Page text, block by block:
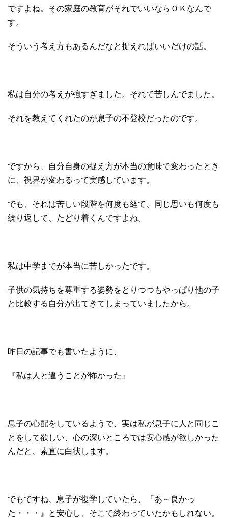
ですよね。その家庭の教育がそれでいいならＯＫなんで
す。
そういう考え方もあるんだなと捉えればいいだけの話。
私は自分の考えが強すぎました。それで苦しんでました。
それを教えてくれたのが息子の不登校だったのです。
ですから、自分自身の捉え方が本当の意味で変わったとき
に、視界が変わるって実感しています。
でも、それは苦しい段階を何度も経て、同じ思いも何度も
繰り返して、たどり着くんですよね。
私は中学までが本当に苦しかったです。
子供の気持ちを尊重する姿勢をとりつつもやっぱり他の子
と比較する自分が出てきてしまっていましたから。
昨日の記事でも書いたように、
『私は人と違うことが怖かった』
息子の心配をしているようで、実は私が息子に人と同じこ
とをして欲しい、心の深いところでは安心感が欲しかった
んだと、素直に白状します。
でもですね、息子が復学していたら、『あ～良かっ
た・・・』と安心し、そこで終わっていたかもしれない。